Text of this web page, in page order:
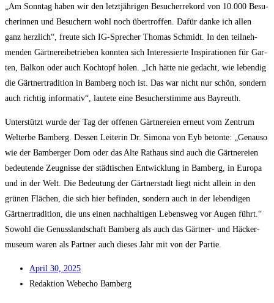
„Am Sonn­tag haben wir den letzt­jäh­ri­gen Besu­cher­re­kord von 10.000 Besu­
che­rin­nen und Besu­chern wohl noch über­trof­fen. Dafür dan­ke ich allen
ganz herz­lich“, freu­te sich IG-Spre­cher Tho­mas Schmidt. In den teil­neh­
men­den Gärt­ne­rei­be­trie­ben konn­ten sich Inter­es­sier­te Inspi­ra­tio­nen für Gar­
ten, Bal­kon oder auch Koch­topf holen. „Ich hät­te nie gedacht, wie leben­dig
die Gärt­ner­tra­di­ti­on in Bam­berg noch ist. Das war nicht nur schön, son­dern
auch rich­tig infor­ma­tiv“, lau­te­te eine Besu­cher­stim­me aus Bayreuth.
Unter­stützt wur­de der Tag der offe­nen Gärt­ne­rei­en erneut vom Zen­trum
Welt­erbe Bam­berg. Des­sen Lei­te­rin Dr. Simo­na von Eyb beton­te: „Genau­so
wie der Bam­ber­ger Dom oder das Alte Rat­haus sind auch die Gärt­ne­rei­en
bedeu­ten­de Zeug­nis­se der städ­ti­schen Ent­wick­lung in Bam­berg, in Euro­pa
und in der Welt. Die Bedeu­tung der Gärt­ner­stadt liegt nicht allein in den
grü­nen Flä­chen, die sich hier befin­den, son­dern auch in der leben­di­gen
Gärt­ner­tra­di­ti­on, die uns einen nach­hal­ti­gen Lebens­weg vor Augen führt.“
Sowohl die Genuss­land­schaft Bam­berg als auch das Gärt­ner- und Häcker­
mu­se­um waren als Part­ner auch die­ses Jahr mit von der Partie.
April 30, 2025
Redak­ti­on Web­echo Bamberg